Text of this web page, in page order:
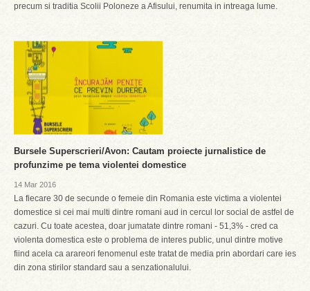
precum si traditia Scolii Poloneze a Afisului, renumita in intreaga lume.
Bursele Superscrieri/Avon: Cautam proiecte jurnalistice de
profunzime pe tema violentei domestice
14 Mar 2016
La fiecare 30 de secunde o femeie din Romania este victima a violentei
domestice si cei mai multi dintre romani aud in cercul lor social de astfel de
cazuri. Cu toate acestea, doar jumatate dintre romani - 51,3% - cred ca
violenta domestica este o problema de interes public, unul dintre motive
fiind acela ca arareori fenomenul este tratat de media prin abordari care ies
din zona stirilor standard sau a senzationalului.